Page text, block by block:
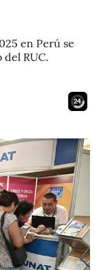
en Perú se
RUC.
22